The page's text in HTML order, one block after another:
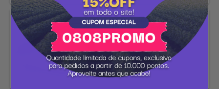
Carregador Automotivo
Multilaser 2 Entradas Usb
2.1A Cb083
Pontos + Dinheiro
1.191 pontos -11%
1.063pontos